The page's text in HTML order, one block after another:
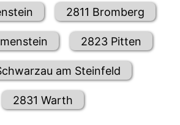
2811 Bromberg
2823 Pitten
am Steinfeld
2831 Warth